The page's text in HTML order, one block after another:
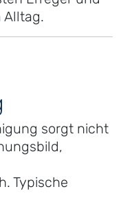
Alltag.
sorgt nicht
Typische